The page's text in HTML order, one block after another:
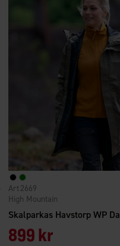
4.4 utav 5 stjärnor
Skalparkas Havstorp WP
High Mountain
2669
899 kr